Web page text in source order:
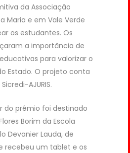
da Associação
Maria e em Vale Verde
os estudantes. Os
a importância de
para valorizar o
Estado. O projeto conta
AJURIS.
do prêmio foi destinado
Borim da Escola
Devanier Lauda, de
recebeu um tablet e os